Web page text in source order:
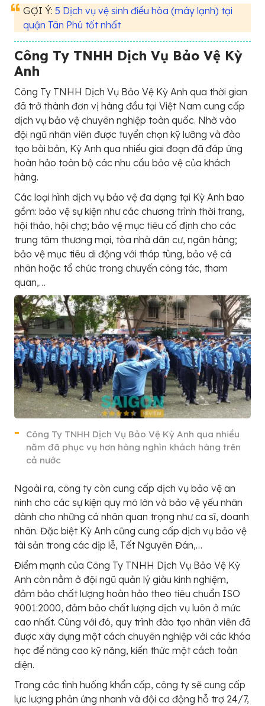
GỢI Ý: 5 Dịch vụ vệ sinh điều hòa (máy lạnh) tại
quận Tân Phú tốt nhất
Công Ty TNHH Dịch Vụ Bảo Vệ Kỳ
Anh
Công Ty TNHH Dịch Vụ Bảo Vệ Kỳ Anh qua thời gian
đã trở thành đơn vị hàng đầu tại Việt Nam cung cấp
dịch vụ bảo vệ chuyên nghiệp toàn quốc. Nhờ vào
đội ngũ nhân viên được tuyển chọn kỹ lưỡng và đào
tạo bài bản, Kỳ Anh qua nhiều giai đoạn đã đáp ứng
hoàn hảo toàn bộ các nhu cầu bảo vệ của khách
hàng.
Các loại hình dịch vụ bảo vệ đa dạng tại Kỳ Anh bao
gồm: bảo vệ sự kiện như các chương trình thời trang,
hội thảo, hội chợ; bảo vệ mục tiêu cố định cho các
trung tâm thương mại, tòa nhà dân cư, ngân hàng;
bảo vệ mục tiêu di động với tháp tùng, bảo vệ cá
nhân hoặc tổ chức trong chuyến công tác, tham
quan,…
Công Ty TNHH Dịch Vụ Bảo Vệ Kỳ Anh qua nhiều
năm đã phục vụ hơn hàng nghìn khách hàng trên
cả nước
Ngoài ra, công ty còn cung cấp dịch vụ bảo vệ an
ninh cho các sự kiện quy mô lớn và bảo vệ yếu nhân
dành cho những cá nhân quan trọng như ca sĩ, doanh
nhân. Đặc biệt Kỳ Anh cũng cung cấp dịch vụ bảo vệ
tài sản trong các dịp lễ, Tết Nguyên Đán,…
Điểm mạnh của Công Ty TNHH Dịch Vụ Bảo Vệ Kỳ
Anh còn nằm ở đội ngũ quản lý giàu kinh nghiệm,
đảm bảo chất lượng hoàn hảo theo tiêu chuẩn ISO
9001:2000, đảm bảo chất lượng dịch vụ luôn ở mức
cao nhất. Cùng với đó, quy trình đào tạo nhân viên đã
được xây dựng một cách chuyên nghiệp với các khóa
học để nâng cao kỹ năng, kiến thức một cách toàn
diện.
Trong các tình huống khẩn cấp, công ty sẽ cung cấp
lực lượng phản ứng nhanh và đội cơ động hỗ trợ 24/7,